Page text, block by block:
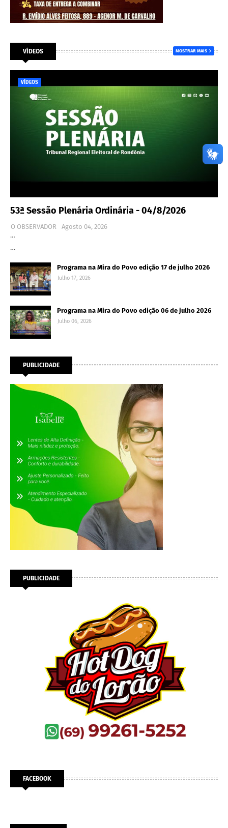
VÍDEOS MOSTRAR MAIS
VÍDEOS
53ª Sessão Plenária Ordinária - 04/8/2026
O OBSERVADOR
Agosto 04, 2026
…
…
Programa na Mira do Povo edição 17 de julho 2026
Julho 17, 2026
Programa na Mira do Povo edição 06 de julho 2026
Julho 06, 2026
PUBLICIDADE
PUBLICIDADE
FACEBOOK